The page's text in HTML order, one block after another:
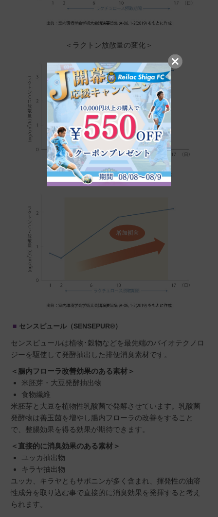
2026/06/26
口コミを見て興味もあり飲んでみました。
リンゴの様な味で飲みやすく効果もあると思い
＜ラクトン放散量の変化＞
センスピュール（SENSEPUR®）
センスピュールは植物･穀物などを最先端のバイオテクノロ
ジーを駆使して発酵抽出した排便消臭素材です。
＜腸内フローラ改善効果のある素材＞
米胚芽・大豆発酵抽出物
食物繊維
米胚芽と大豆を植物性乳酸菌で発酵させています。乳酸菌
発酵物は善玉菌を増やし腸内フローラの改善をすること
で、整腸効果を得る効果が期待できます。
＜直接的に消臭効果のある素材＞
ユッカ抽出物
キラヤ抽出物
ユッカ、キラヤともサポニンが多く含まれ、揮発性の油溶
性成分を取り込む事で直接的に消臭効果を発揮すると考え
られます。